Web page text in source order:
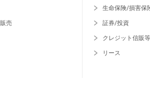
売
生命保険/損害保
証券/投資
クレジット信販等
リース